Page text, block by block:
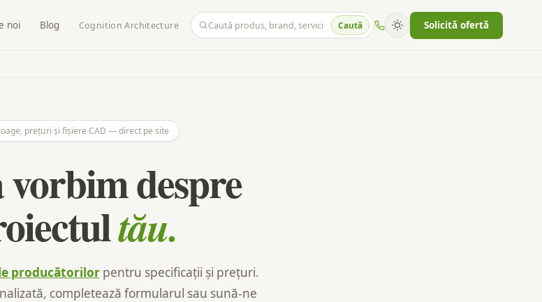
noi Blog Cognition Architecture Caută Solicită ofertă
prețuri și fișiere CAD — direct pe site
vorbim despre
tău.
producătorilorpentru specificații și prețuri.
completează formularul sau sună-ne